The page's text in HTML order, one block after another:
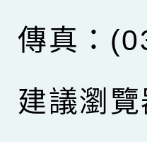
傳真：
建議瀏